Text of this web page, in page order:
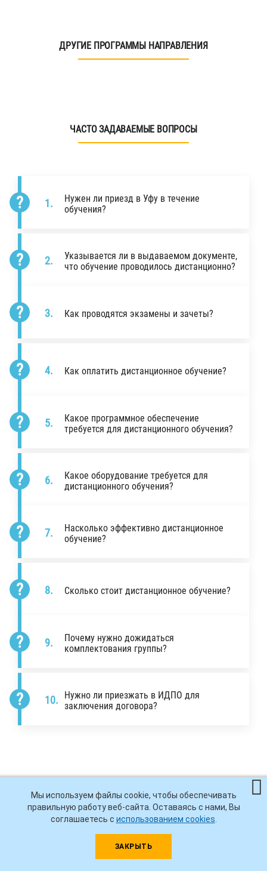
ДРУГИЕ ПРОГРАММЫ НАПРАВЛЕНИЯ
ЧАСТО ЗАДАВАЕМЫЕ ВОПРОСЫ
Нужен ли приезд в Уфу в течение
обучения?
Указывается ли в выдаваемом документе,
что обучение проводилось дистанционно?
Как проводятся экзамены и зачеты?
Как оплатить дистанционное обучение?
Какое программное обеспечение
требуется для дистанционного обучения?
Какое оборудование требуется для
дистанционного обучения?
Насколько эффективно дистанционное
обучение?
Сколько стоит дистанционное обучение?
Почему нужно дожидаться
комплектования группы?
Нужно ли приезжать в ИДПО для
заключения договора?
УЖЕ УЧИЛИСЬ У НАС? ОСТАВЬТЕ ОТЗЫВ!
Мы используем файлы cookie, чтобы обеспечивать
правильную работу веб-сайта. Оставаясь с нами, Вы
соглашаетесь с использованием cookies
ЗАКРЫТЬ